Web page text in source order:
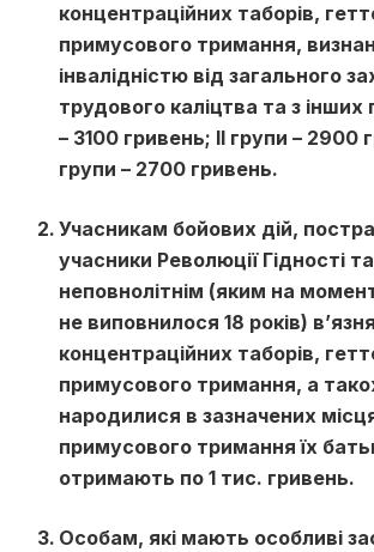
концентраційних таборів,
примусового тримання,
інвалідністю від загального
трудового каліцтва та з інших
– 3100 гривень; II групи – 2900
групи – 2700 гривень.
Учасникам бойових дій,
учасники Революції Гідності
неповнолітнім (яким на
не виповнилося 18 років)
концентраційних таборів,
примусового тримання, а
народилися в зазначених
примусового тримання їх
отримають по 1 тис. гривень.
Особам, які мають особливі